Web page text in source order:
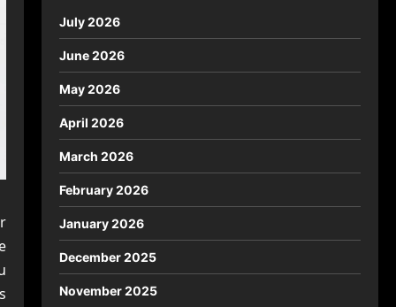
July 2026
June 2026
May 2026
April 2026
March 2026
February 2026
January 2026
December 2025
November 2025